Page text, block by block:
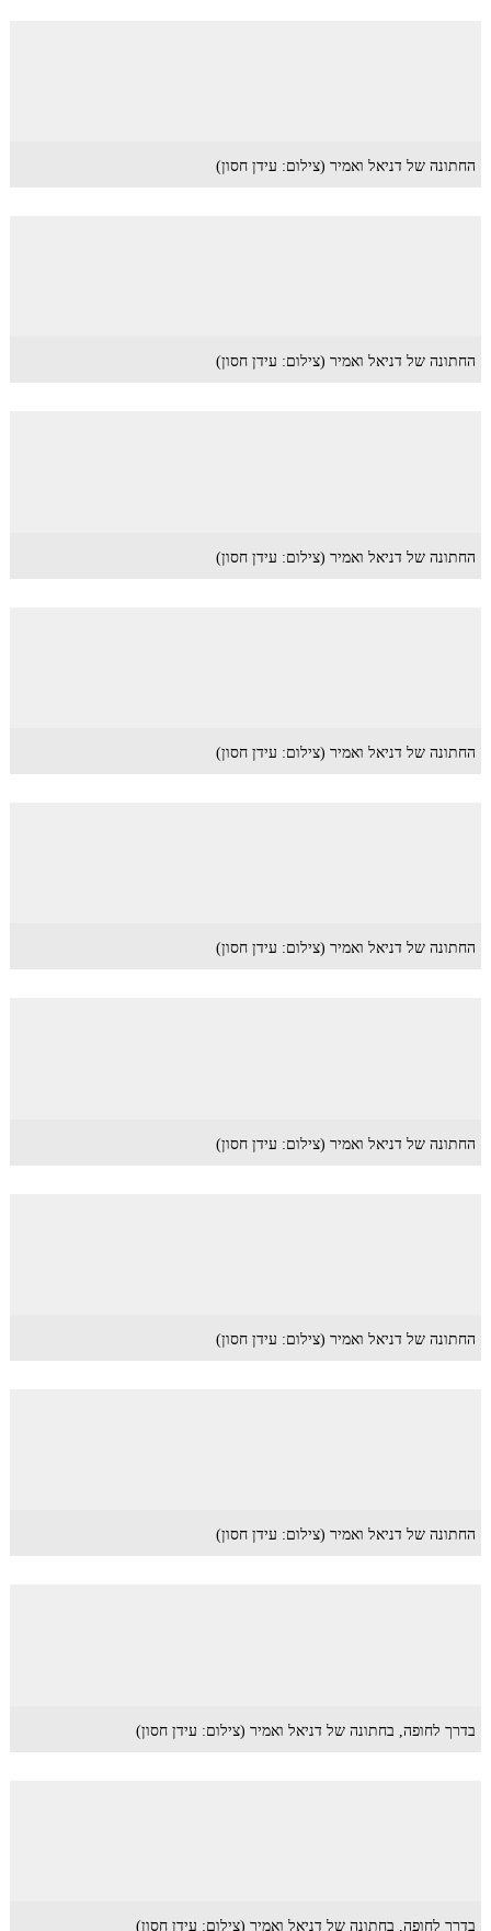
החתונה של דניאל ואמיר (צילום: עידן חסון)
החתונה של דניאל ואמיר (צילום: עידן חסון)
החתונה של דניאל ואמיר (צילום: עידן חסון)
החתונה של דניאל ואמיר (צילום: עידן חסון)
החתונה של דניאל ואמיר (צילום: עידן חסון)
החתונה של דניאל ואמיר (צילום: עידן חסון)
החתונה של דניאל ואמיר (צילום: עידן חסון)
החתונה של דניאל ואמיר (צילום: עידן חסון)
בדרך לחופה, בחתונה של דניאל ואמיר (צילום: עידן חסון)
בדרך לחופה, בחתונה של דניאל ואמיר (צילום: עידן חסון)